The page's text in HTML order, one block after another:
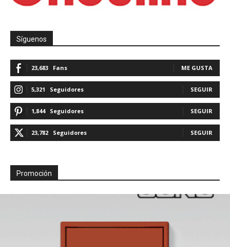
Síguenos
23,683 Fans ME GUSTA
5,321 Seguidores SEGUIR
1,844 Seguidores SEGUIR
23,782 Seguidores SEGUIR
Promoción